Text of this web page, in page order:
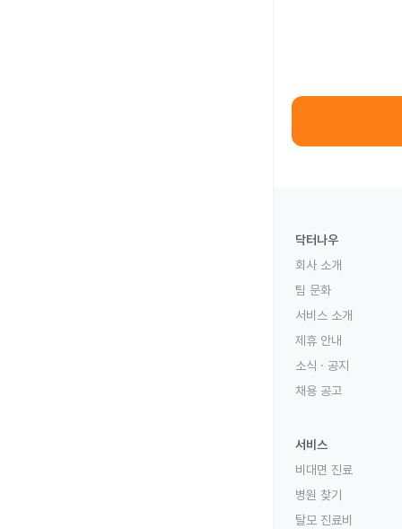
닥터나우
회사 소개
팀 문화
서비스 소개
제휴 안내
소식 · 공지
채용 공고
서비스
비대면 진료
병원 찾기
탈모 진료비